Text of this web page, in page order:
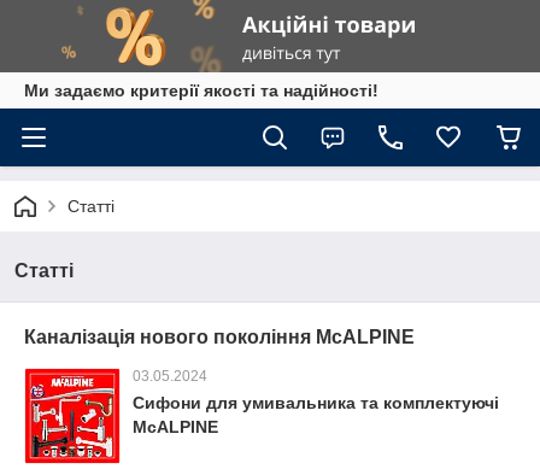
Ми задаємо критерії якості та надійності!
Статті
Статті
Каналізація нового покоління McALPINE
03.05.2024
Сифони для умивальника та комплектуючі
McALPINE